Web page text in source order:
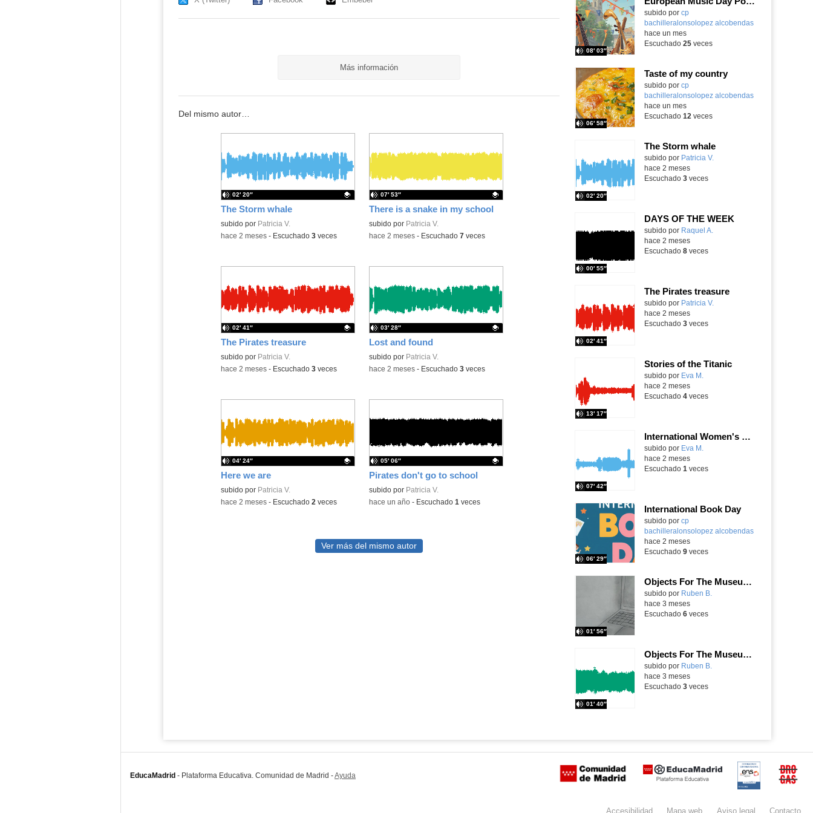
Más información
Del mismo autor…
The Storm whale
Contenido educativo.
subido por Patricia V.
02′ 20″
-hace 2 meses- Escuchado 3veces
There is a snake in my school
Contenido educativo.
subido por Patricia V.
07′ 53″
-hace 2 meses- Escuchado 7veces
The Pirates treasure
Contenido educativo.
subido por Patricia V.
02′ 41″
-hace 2 meses- Escuchado 3veces
Lost and found
Contenido educativo.
subido por Patricia V.
03′ 28″
-hace 2 meses- Escuchado 3veces
Here we are
Contenido educativo.
subido por Patricia V.
04′ 24″
-hace 2 meses- Escuchado 2 veces
Pirates don't go to school
Contenido educativo.
subido por Patricia V.
05′ 06″
-hace un año- Escuchado 1 veces
Ver más del mismo autor
Contenido educativo.
subido por cp
bachilleralonsolopez alcobendas
08′ 03″
-
hace un mes
Escuchado 25veces
Taste of my country
Contenido educativo.
subido por cp
bachilleralonsolopez alcobendas
06′ 58″
-
hace un mes
Escuchado 12 veces
The Storm whale
Contenido educativo.
subido por Patricia V.
02′ 20″
hace 2 meses
Escuchado 3veces
DAYS OF THE WEEK
Contenido educativo.
subido por Raquel A.
00′ 55″
hace 2 meses
Escuchado 8veces
The Pirates treasure
Contenido educativo.
subido por Patricia V.
02′ 41″
hace 2 meses
Escuchado 3veces
Stories of the Titanic
Contenido educativo.
subido por Eva M.
13′ 17″
hace 2 meses
Escuchado 4veces
International Women's Day
Contenido educativo.
subido por Eva M.
07′ 42″
hace 2 meses
Escuchado 1 veces
International Book Day
Contenido educativo.
subido por cp
bachilleralonsolopez alcobendas
06′ 29″
-
hace 2 meses
Escuchado 9veces
Objects For The Museum: The Laptop
Contenido educativo.
subido por Ruben B.
01′ 56″
hace 3 meses
Escuchado 6veces
Objects For The Museum: The Telephone
Contenido educativo.
subido por Ruben B.
01′ 40″
hace 3 meses
Escuchado 3veces
EducaMadrid - Plataforma Educativa. Comunidad de Madrid -Ayuda Certificación Buzón
Accesibilidad Mapa web Avisolegal Contacto